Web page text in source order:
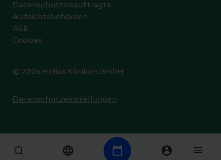
© 2026 Helios Kliniken GmbH
Datenschutzbeauftragte
Aufsichtsbehörden
AEB
Cookies
Datenschutzeinstellungen